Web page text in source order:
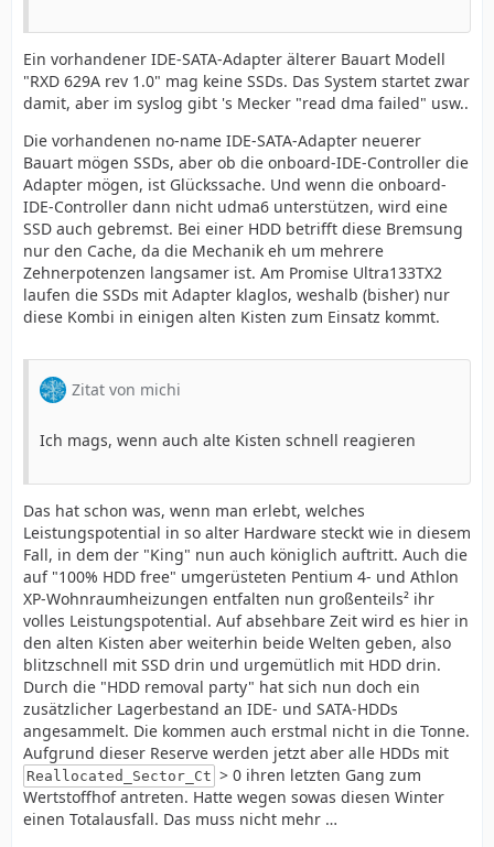
Ein vorhandener IDE-SATA-Adapter älterer Bauart Modell
"RXD 629A rev 1.0" mag keine SSDs. Das System startet zwar
damit, aber im syslog gibt 's Mecker "read dma failed" usw..
Die vorhandenen no-name IDE-SATA-Adapter neuerer
Bauart mögen SSDs, aber ob die onboard-IDE-Controller die
Adapter mögen, ist Glückssache. Und wenn die onboard-
IDE-Controller dann nicht udma6 unterstützen, wird eine
SSD auch gebremst. Bei einer HDD betrifft diese Bremsung
nur den Cache, da die Mechanik eh um mehrere
Zehnerpotenzen langsamer ist. Am Promise Ultra133TX2
laufen die SSDs mit Adapter klaglos, weshalb (bisher) nur
diese Kombi in einigen alten Kisten zum Einsatz kommt.
Zitat von michi
Ich mags, wenn auch alte Kisten schnell reagieren
Das hat schon was, wenn man erlebt, welches
Leistungspotential in so alter Hardware steckt wie in diesem
Fall, in dem der "King" nun auch königlich auftritt. Auch die
auf "100% HDD free" umgerüsteten Pentium 4- und Athlon
XP-Wohnraumheizungen entfalten nun großenteils² ihr
volles Leistungspotential. Auf absehbare Zeit wird es hier in
den alten Kisten aber weiterhin beide Welten geben, also
blitzschnell mit SSD drin und urgemütlich mit HDD drin.
Durch die "HDD removal party" hat sich nun doch ein
zusätzlicher Lagerbestand an IDE- und SATA-HDDs
angesammelt. Die kommen auch erstmal nicht in die Tonne.
Aufgrund dieser Reserve werden jetzt aber alle HDDs mit
Reallocated_Sector_Ct > 0 ihren letzten Gang zum
Wertstoffhof antreten. Hatte wegen sowas diesen Winter
einen Totalausfall. Das muss nicht mehr …